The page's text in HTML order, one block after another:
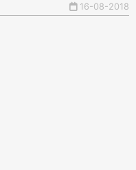
16-08-2018